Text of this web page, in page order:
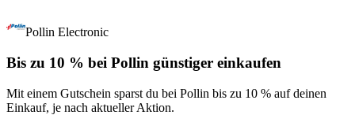
Pollin Electronic
Bis zu 10 % bei Pollin günstiger einkaufen
Mit einem Gutschein sparst du bei Pollin bis zu 10 % auf deinen
Einkauf, je nach aktueller Aktion.